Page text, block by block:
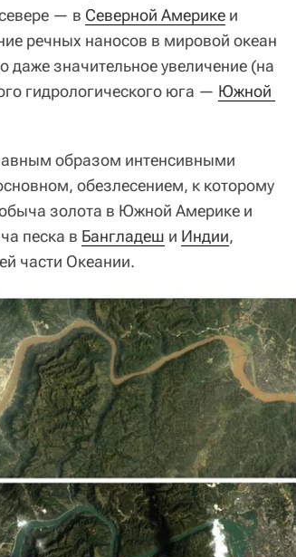
— в Северной Америке и
речных наносов в мировой океан
значительное увеличение (на
гидрологического юга — Южной
образом интенсивными
обезлесением, к которому
золота в Южной Америке и
песка в Бангладеш и Индии,
части Океании.